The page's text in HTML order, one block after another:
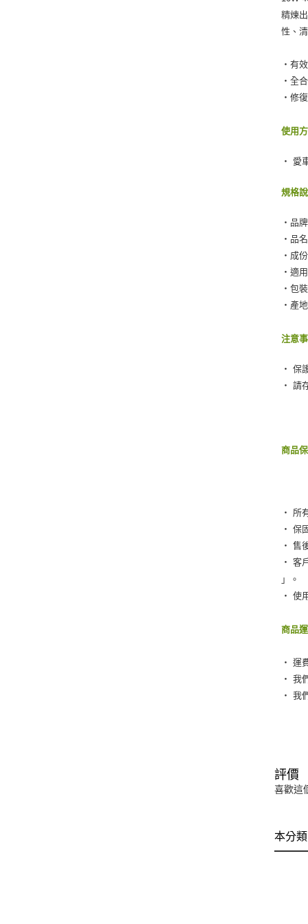
精煉
性、
‧有
‧全
‧修
使用
‧ 愛
規格
‧品
‧品
‧成
‧適
‧包
‧產
注意
‧ 保
‧ 請
商品
‧ 所
‧ 保
‧ 售
‧ 客
」。
‧ 使
商品
‧ 運
‧ 我
‧ 我
評價
喜歡這
本分